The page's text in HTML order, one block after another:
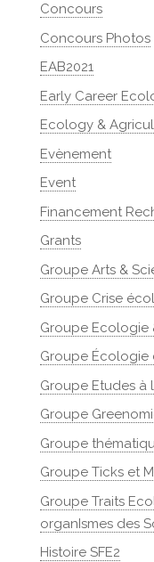
Concours
Concours Photos
EAB2021
Early Career
Ecology &
Evènement
Event
Financement
Grants
Groupe Arts &
Groupe Crise
Groupe Ecologie
Groupe Écologie
Groupe Etudes à
Groupe
Groupe
Groupe Ticks et
Groupe Traits
organIsmes des
Histoire SFE2